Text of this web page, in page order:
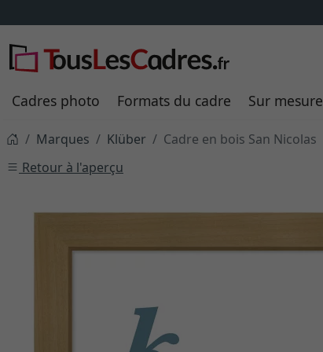
Cadres photo Formats du cadre Sur mesure
Marques Klüber
Cadre en bois San Nicolas
Retour à l'aperçu